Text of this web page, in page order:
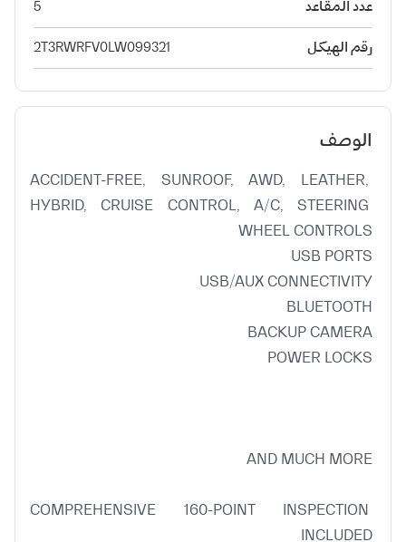
عدد المقاعد 5
رقم الهيكل 2T3RWRFV0LW099321
الوصف
ACCIDENT-FREE, SUNROOF, AWD, LEATHER,
HYBRID, CRUISE CONTROL, A/C, STEERING
COMPREHENSIVE 160-POINT INSPECTION